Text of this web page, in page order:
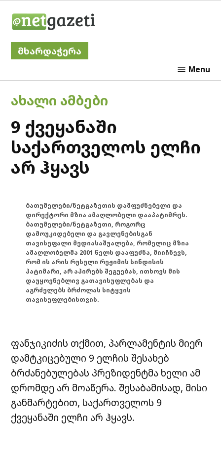
მხარდაჭერა
Menu
POSTED
ᲐᲮᲐᲚᲘ ᲐᲛᲑᲔᲑᲘ
9 ქვეყანაში
საქართველოს ელჩი
არ ჰყავს
ბათუმელები/ნეტგაზეთის დამფუძნებელი და
დირექტორი მზია ამაღლობელი დააპატიმრეს.
ბათუმელები/ნეტგაზეთი, როგორც
დამოუკიდებელი და გავლენებისგან
თავისუფალი მედიასაშუალება, რომელიც მზია
ამაღლობელმა 2001 წელს დააფუძნა, მიიჩნევს,
რომ ის არის რუსული რეჟიმის სინდისის
პატიმარი, არ აპირებს შეგუებას, ითხოვს მის
დაუყოვნებლივ გათავისუფლებას და
აგრძელებს ბრძოლას სიტყვის
თავისუფლებისთვის.
ფანჯიკიძის თქმით, პარლამენტის მიერ
დამტკიცებული 9 ელჩის შესახებ
ბრძანებულებას პრეზიდენტმა ხელი ამ
დრომდე არ მოაწერა.შესაბამისად, მისი
განმარტებით, საქართველოს 9
ქვეყანაში ელჩი არ ჰყავს.